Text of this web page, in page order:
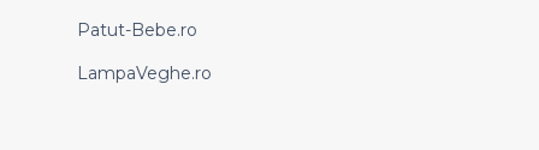
Patut-Bebe.ro
LampaVeghe.ro